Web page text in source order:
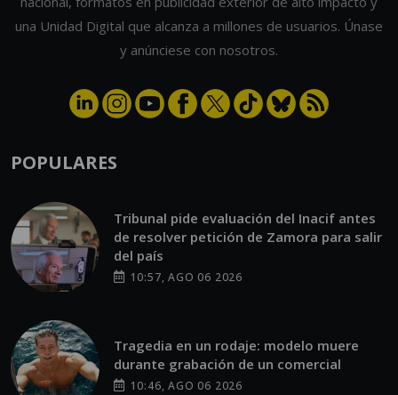
una Unidad Digital que alcanza a millones de usuarios. Únase
y anúnciese con nosotros.
POPULARES
Tribunal pide evaluación del Inacif antes
de resolver petición de Zamora para salir
del país
10:57, AGO 06 2026
Tragedia en un rodaje: modelo muere
durante grabación de un comercial
10:46, AGO 06 2026